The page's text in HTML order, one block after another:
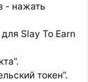
- нажать
Slay To Earn
токен”.